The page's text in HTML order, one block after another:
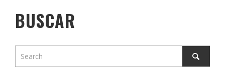
BUSCAR